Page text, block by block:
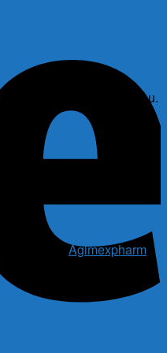
cắt ngay cơn đau nửa đầu.
Thương hiệu:Agimexpharm